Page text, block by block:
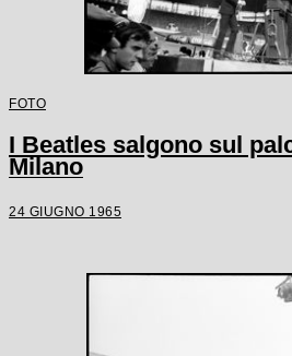
FOTO
I Beatles salgono sul
Milano
24 GIUGNO 1965